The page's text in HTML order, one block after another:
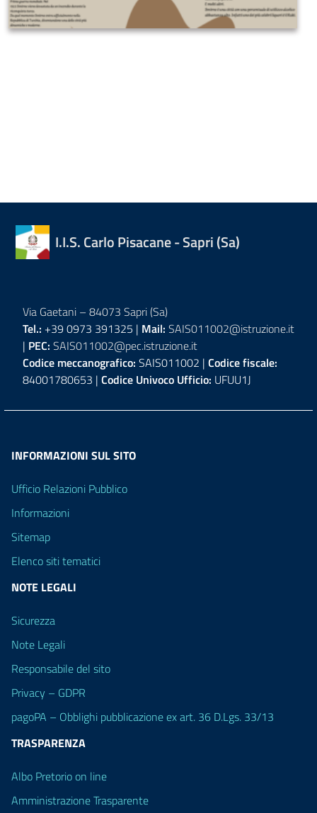
I.I.S. Carlo Pisacane - Sapri (Sa)
Via Gaetani – 84073 Sapri (Sa)
Tel.: +39 0973 391325 | Mail: SAIS011002@istruzione.it
| PEC: SAIS011002@pec.istruzione.it
Codice meccanografico: SAIS011002 | Codice fiscale:
84001780653 | Codice Univoco Ufficio: UFUU1J
INFORMAZIONI SUL SITO
Ufficio Relazioni Pubblico
Informazioni
Sitemap
Elenco siti tematici
NOTE LEGALI
Sicurezza
Note Legali
Responsabile del sito
Privacy – GDPR
pagoPA – Obblighi pubblicazione ex art. 36 D.Lgs. 33/13
TRASPARENZA
Albo Pretorio on line
Amministrazione Trasparente